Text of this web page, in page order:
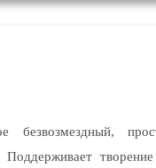
безвозмездный,
Поддерживает